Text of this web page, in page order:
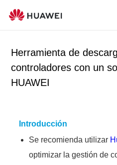
Herramienta de
controladores con un
HUAWEI
Introducción
Se recomienda utilizar
optimizar la gestión de